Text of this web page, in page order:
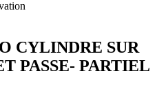
CYLINDRE SUR
PASSE- PARTIEL